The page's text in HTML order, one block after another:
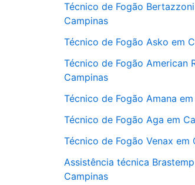
Técnico de Fogão
Campinas
Técnico de Fogão Asko em
Técnico de Fogão American
Campinas
Técnico de Fogão Amana
Técnico de Fogão Aga em
Técnico de Fogão Venax em
Assistência técnica Brastemp
Campinas